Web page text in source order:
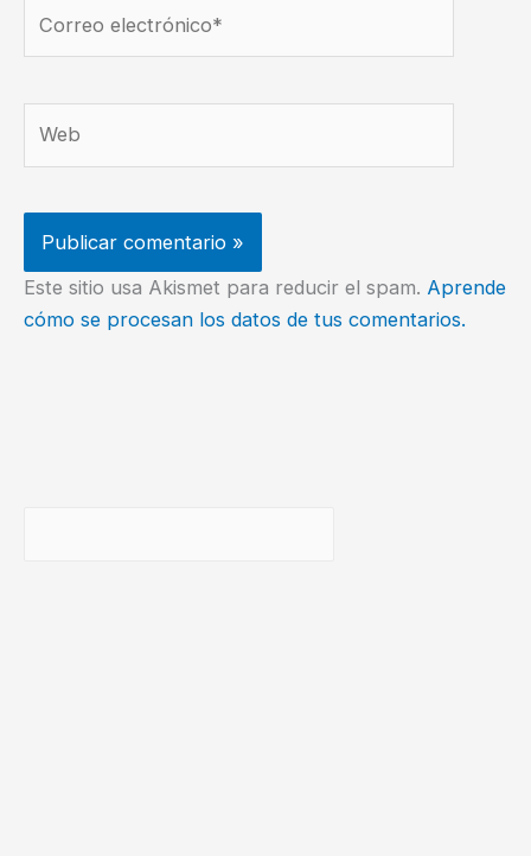
electrónico*
Este sitio usa Akismet para reducir el spam. Aprende
cómo se procesan los datos de tus comentarios.